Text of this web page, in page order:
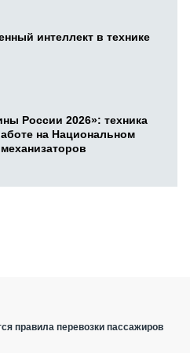
интеллект в технике
России 2026»: техника
на Национальном
правила перевозки пассажиров